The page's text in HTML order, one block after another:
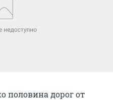
половина дорог от